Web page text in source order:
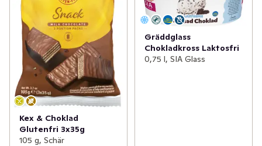
Kex & Choklad
Glutenfri 3x35g
105 g, Schär
Gräddglass
Chokladkross Laktosfri
0,75 l, SIA Glass